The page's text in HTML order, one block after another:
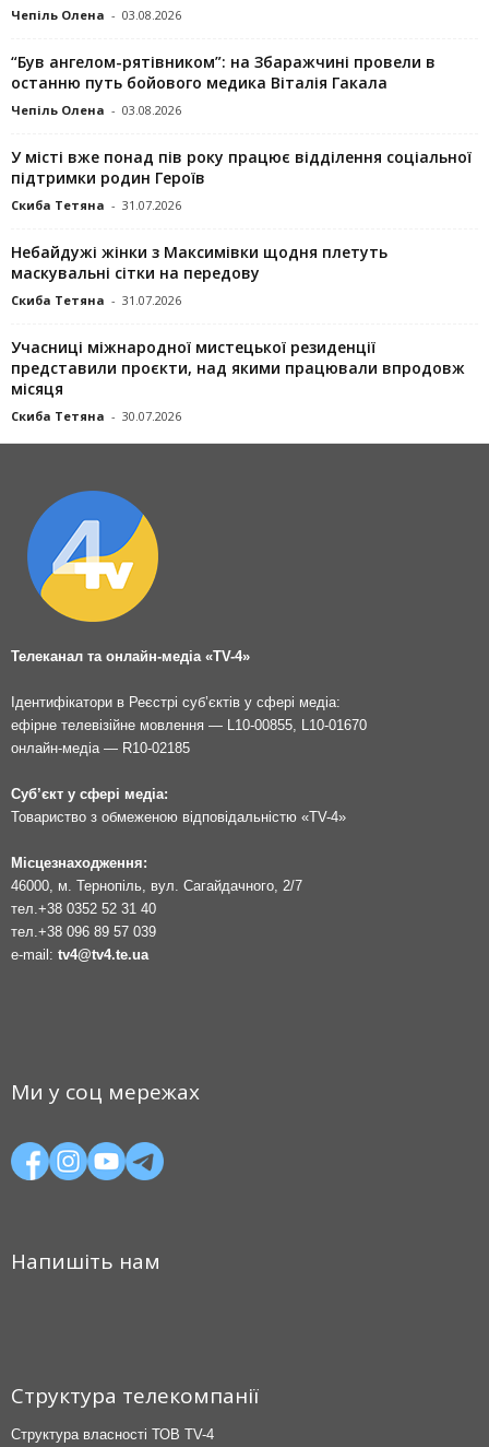
Чепіль Олена - 03.08.2026
“Був ангелом-рятівником”: на Збаражчині провели в
останню путь бойового медика Віталія Гакала
Чепіль Олена - 03.08.2026
У місті вже понад пів року працює відділення соціальної
підтримки родин Героїв
Скиба Тетяна - 31.07.2026
Небайдужі жінки з Максимівки щодня плетуть
маскувальні сітки на передову
Скиба Тетяна - 31.07.2026
Учасниці міжнародної мистецької резиденції
представили проєкти, над якими працювали впродовж
місяця
Скиба Тетяна - 30.07.2026
Телеканал та онлайн-медіа «TV-4»
Ідентифікатори в Реєстрі суб’єктів у сфері медіа:
ефірне телевізійне мовлення — L10-00855, L10-01670
онлайн-медіа — R10-02185
Суб’єкт у сфері медіа:
Товариство з обмеженою відповідальністю «TV-4»
Місцезнаходження:
46000, м. Тернопіль, вул. Сагайдачного, 2/7
тел.+38 0352 52 31 40
тел.+38 096 89 57 039
e-mail: tv4@tv4.te.ua
Ми у соц мережах
Напишіть нам
Структура телекомпанії
Структура власності ТОВ TV-4